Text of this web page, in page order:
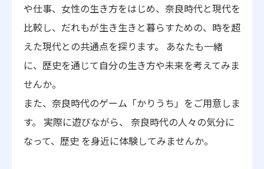
や仕事、女性の生き方をはじめ、奈良時代と現代を
比較し、だれもが生き生きと暮らすための、時を超
えた現代との共通点を探ります。 あなたも一緒
に、歴史を通じて自分の生き方や未来を考えてみま
せんか。
また、奈良時代のゲーム「かりうち」をご用意しま
す。 実際に遊びながら、 奈良時代の人々の気分に
なって、歴史 を身近に体験してみませんか。